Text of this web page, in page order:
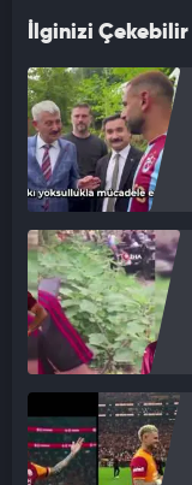
İlginizi Çekebilir